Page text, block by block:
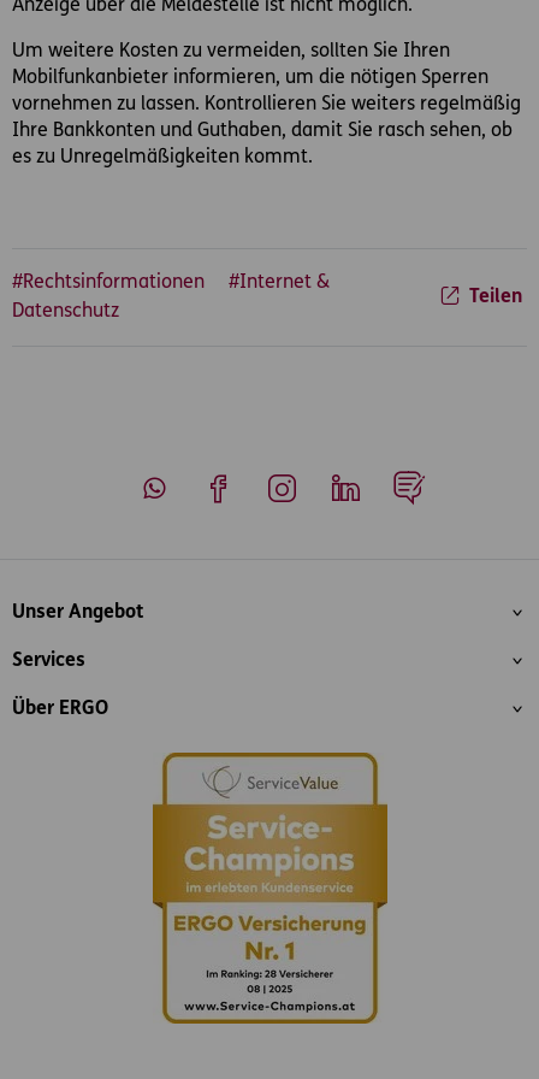
Anzeige über die Meldestelle ist nicht möglich.
Um weitere Kosten zu vermeiden, sollten Sie Ihren
Mobilfunkanbieter informieren, um die nötigen Sperren
vornehmen zu lassen. Kontrollieren Sie weiters regelmäßig
Ihre Bankkonten und Guthaben, damit Sie rasch sehen, ob
es zu Unregelmäßigkeiten kommt.
#Rechtsinformationen
#Internet &
Datenschutz
Teilen
Inhaltsübersicht
Unser Angebot
Services
Über ERGO